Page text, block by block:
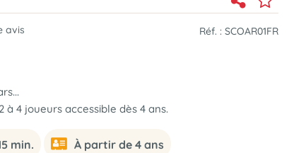
avis Réf. : SCOAR01FR
à 4 joueurs accessible dès 4 ans.
min. À partir de 4 ans